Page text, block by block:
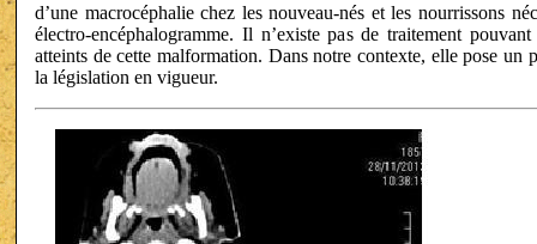
d’une macrocéphalie chez les nouveau-nés et les nourrissons
électro-encéphalogramme. Il n’existe pas de traitement
atteints de cette malformation. Dans notre contexte, elle pose
la législation en vigueur.